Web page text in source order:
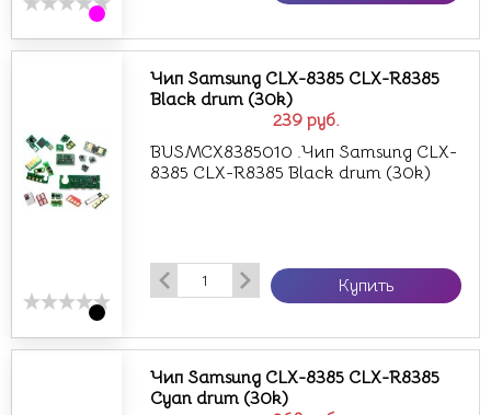
239 руб.
Чип Samsung CLX-8385 CLX-R8385
Black drum (30k)
BUSMCX8385010 .Чип Samsung CLX-
8385 CLX-R8385 Black drum (30k)
Купить
Чип Samsung CLX-8385 CLX-R8385
Cyan drum (30k)